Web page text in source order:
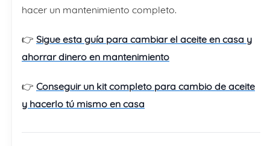
hacer un mantenimiento completo.
👉 Sigue esta guía para cambiar el aceite en casa y
ahorrar dinero en mantenimiento
👉 Conseguir un kit completo para cambio de aceite
y hacerlo tú mismo en casa